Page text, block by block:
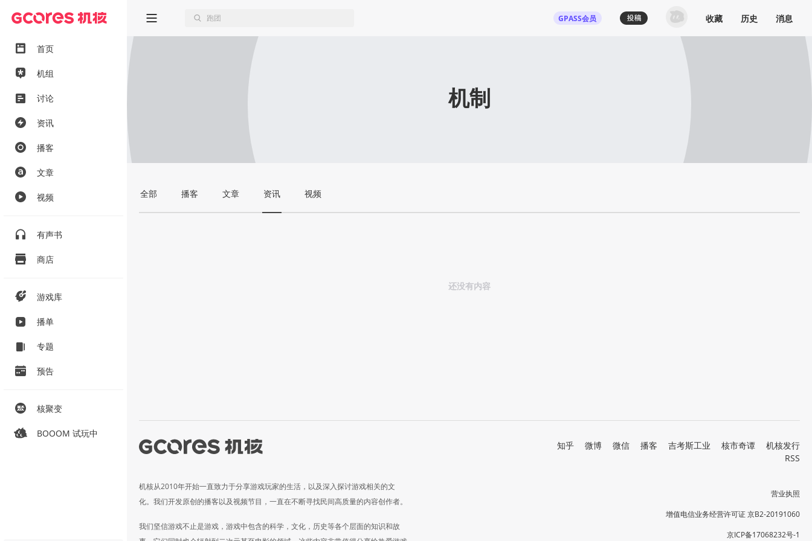
首页
机组
讨论
资讯
播客
文章
视频
有声书
商店
游戏库
播单
专题
预告
核聚变
BOOOM 试玩中
GPASS会员 收藏 历史 消息
机制
全部 播客 文章 资讯 视频
还没有内容
机核从2010年开始一直致力于分享游戏玩家的生活，以及深入探讨游戏相关的文
化。我们开发原创的播客以及视频节目，一直在不断寻找民间高质量的内容创作者。
我们坚信游戏不止是游戏，游戏中包含的科学，文化，历史等各个层面的知识和故
知乎 微博 微信 播客 吉考斯工业 核市奇谭
机核发行
RSS
营业执照
增值电信业务经营许可证 京B2-20191060
京ICP备17068232号-1